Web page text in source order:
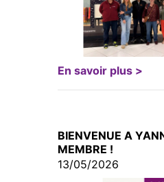
En savoir plus >
BIENVENUE A
MEMBRE !
13/05/2026